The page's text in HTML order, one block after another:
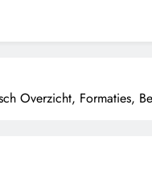
Overzicht, Formaties,